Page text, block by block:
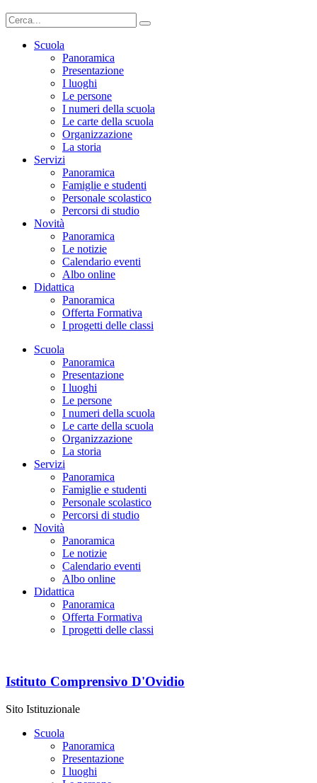
Scuola
Panoramica
Presentazione
I luoghi
Le persone
I numeri della scuola
Le carte della scuola
Organizzazione
La storia
Servizi
Panoramica
Famiglie e studenti
Personale scolastico
Percorsi di studio
Novità
Panoramica
Le notizie
Calendario eventi
Albo online
Didattica
Panoramica
Offerta Formativa
I progetti delle classi
Scuola
Panoramica
Presentazione
I luoghi
Le persone
I numeri della scuola
Le carte della scuola
Organizzazione
La storia
Servizi
Panoramica
Famiglie e studenti
Personale scolastico
Percorsi di studio
Novità
Panoramica
Le notizie
Calendario eventi
Albo online
Didattica
Panoramica
Offerta Formativa
I progetti delle classi
Istituto Comprensivo D'Ovidio
Sito Istituzionale
Scuola
Panoramica
Presentazione
I luoghi